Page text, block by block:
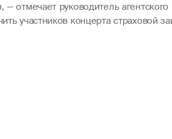
— отмечает руководитель
участников концерта страховой